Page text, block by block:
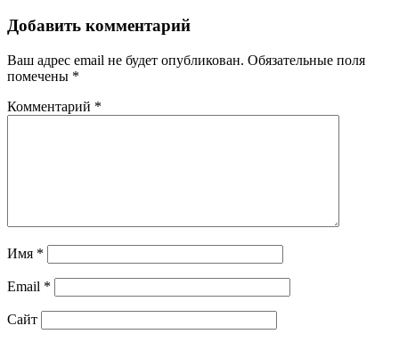
Добавить комментарий
Ваш адрес email не будет опубликован. Обязательные поля
помечены *
Комментарий *
Имя *
Email *
Сайт